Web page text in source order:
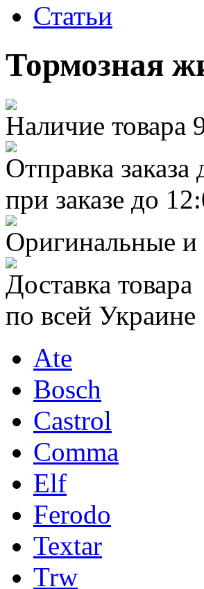
Статьи
Тормозная
Наличие товара
Отправка заказа
при заказе до
Оригинальные и
Доставка товара
по всей Украине
Ate
Bosch
Castrol
Comma
Elf
Ferodo
Textar
Trw